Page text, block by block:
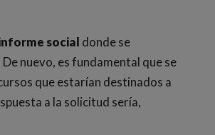
social donde se
nuevo, es fundamental que se
que estarían destinados a
a la solicitud sería,